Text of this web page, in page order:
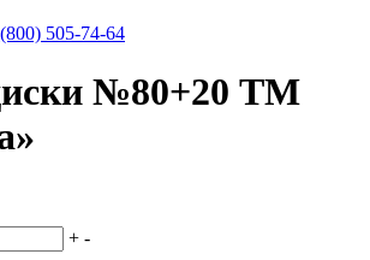
505-74-64
№80+20 ТМ
+ -